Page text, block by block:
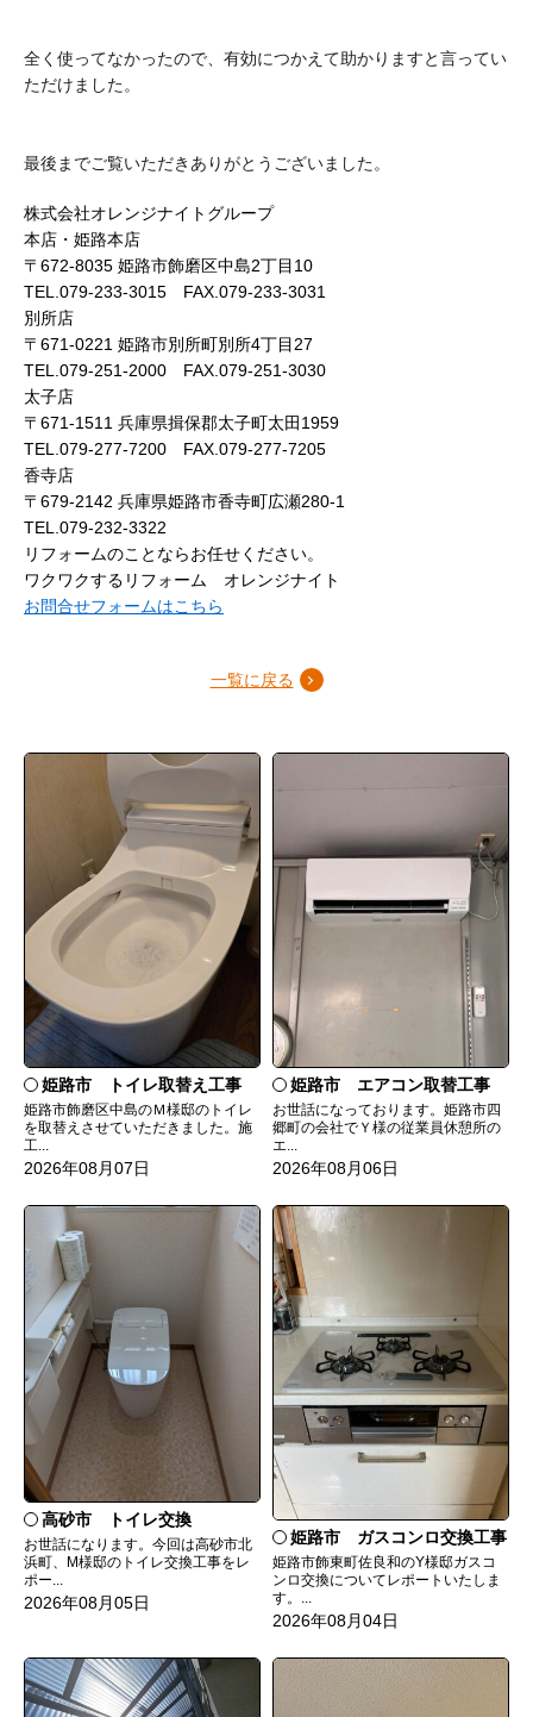
全く使ってなかったので、有効につかえて助かりますと言ってい
ただけました。
最後までご覧いただきありがとうございました。
株式会社オレンジナイトグループ
本店・姫路本店
〒672-8035 姫路市飾磨区中島2丁目10
TEL.079-233-3015 FAX.079-233-3031
別所店
〒671-0221 姫路市別所町別所4丁目27
TEL.079-251-2000 FAX.079-251-3030
太子店
〒671-1511 兵庫県揖保郡太子町太田1959
TEL.079-277-7200 FAX.079-277-7205
香寺店
〒679-2142 兵庫県姫路市香寺町広瀬280-1
TEL.079-232-3322
リフォームのことならお任せください。
ワクワクするリフォーム オレンジナイト
お問合せフォームはこちら
一覧に戻る
姫路市 トイレ取替え工事
姫路市飾磨区中島のＭ様邸のトイレ
を取替えさせていただきました。施
工...
2026年08月07日
姫路市 エアコン取替工事
お世話になっております。姫路市四
郷町の会社でＹ様の従業員休憩所の
エ...
2026年08月06日
高砂市 トイレ交換
お世話になります。今回は高砂市北
浜町、M様邸のトイレ交換工事をレ
ポー...
2026年08月05日
姫路市 ガスコンロ交換工事
姫路市飾東町佐良和のY様邸ガスコ
ンロ交換についてレポートいたしま
す。...
2026年08月04日